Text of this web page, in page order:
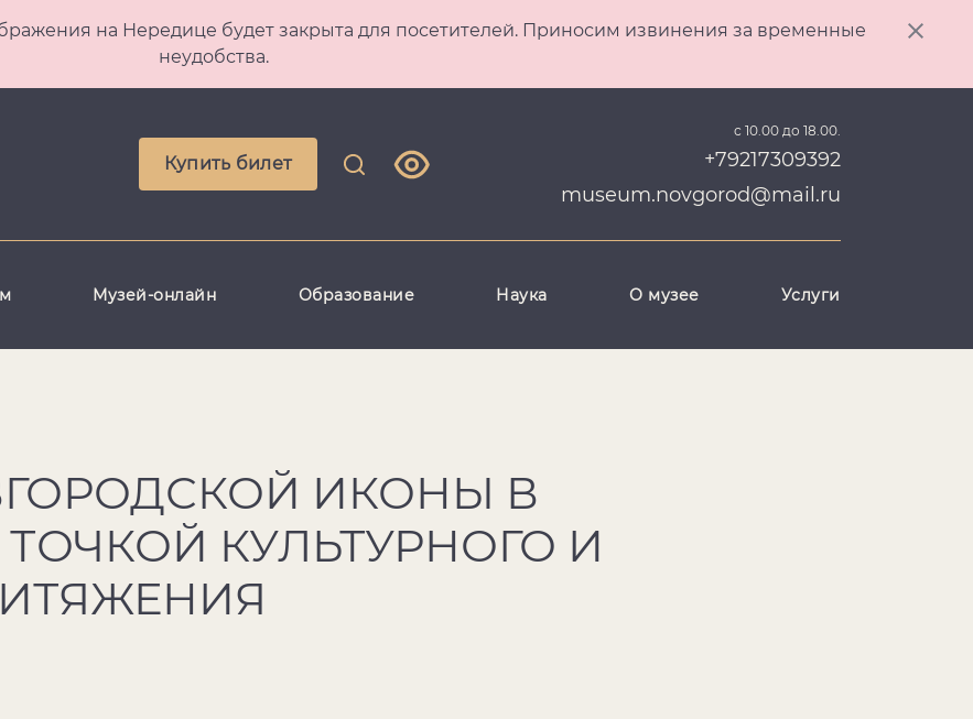
на Нередице будет закрыта для посетителей. Приносим извинения за временные
неудобства.
Купить билет
с 10.00 до 18.00.
+79217309392
museum.novgorod@mail.ru
Музей-онлайн Образование Наука О музее Услуги
ИКОНЫ В
КУЛЬТУРНОГО И